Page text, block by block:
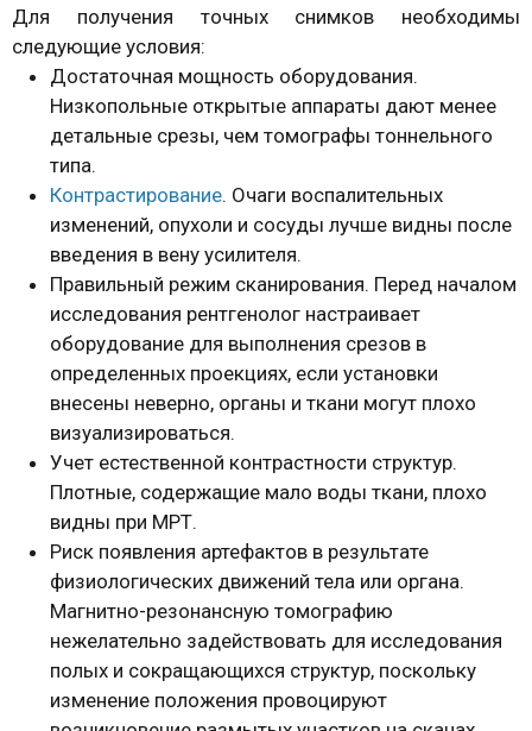
Для получения точных снимков необходимы
следующие условия:
Достаточная мощность оборудования.
Низкопольные открытые аппараты дают менее
детальные срезы, чем томографы тоннельного
типа.
Контрастирование. Очаги воспалительных
изменений, опухоли и сосуды лучше видны после
введения в вену усилителя.
Правильный режим сканирования. Перед началом
исследования рентгенолог настраивает
оборудование для выполнения срезов в
определенных проекциях, если установки
внесены неверно, органы и ткани могут плохо
визуализироваться.
Учет естественной контрастности структур.
Плотные, содержащие мало воды ткани, плохо
видны при МРТ.
Риск появления артефактов в результате
физиологических движений тела или органа.
Магнитно-резонансную томографию
нежелательно задействовать для исследования
полых и сокращающихся структур, поскольку
изменение положения провоцируют